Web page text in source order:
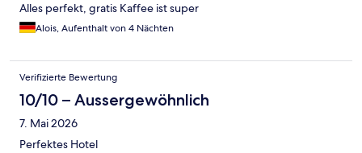
Alles perfekt, gratis Kaffee ist super
Alois, Aufenthalt von 4 Nächten
Verifizierte Bewertung
10/10 – Aussergewöhnlich
7. Mai 2026
Perfektes Hotel